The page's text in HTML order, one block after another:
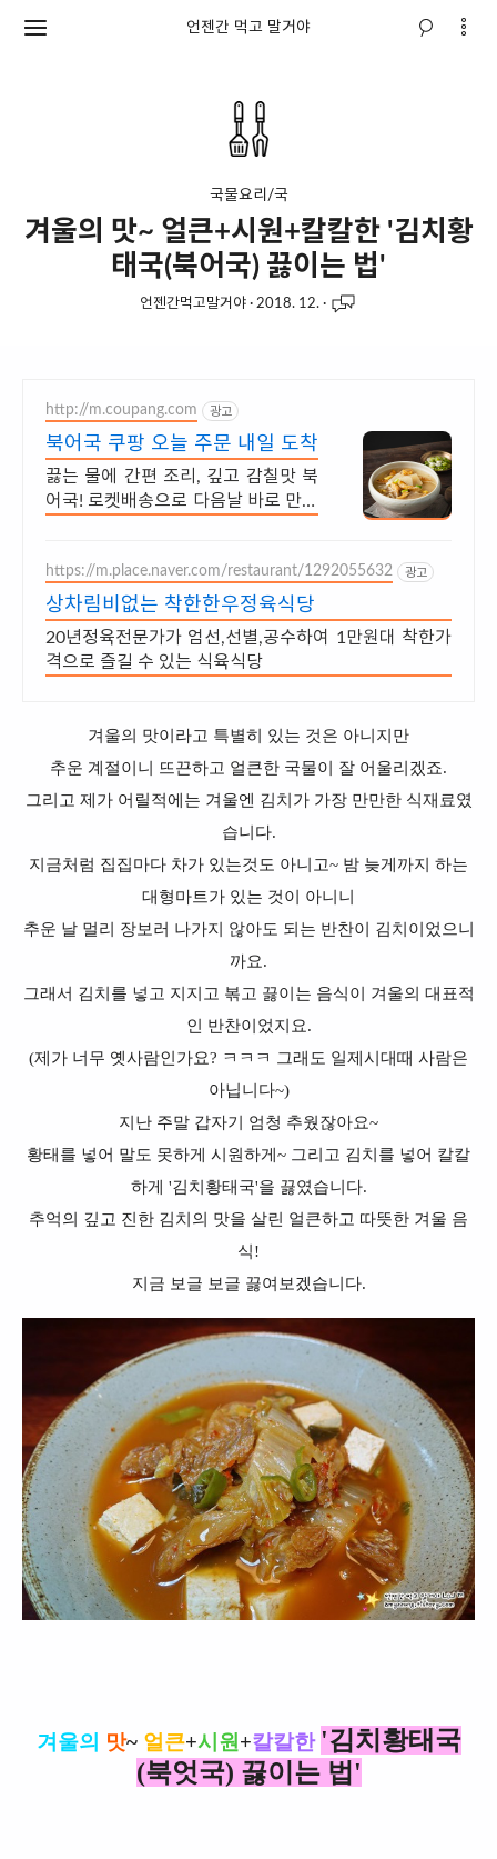
언젠간 먹고 말거야
국물요리/국
겨울의 맛~ 얼큰+시원+칼칼한 '김치황
태국(북어국) 끓이는 법'
언젠간먹고말거야 · 2018. 12. ·
http://m.coupang.com 광고
북어국 쿠팡 오늘 주문 내일 도착
끓는 물에 간편 조리, 깊고 감칠맛 북
어국! 로켓배송으로 다음날 바로 만나
끼.
https://m.place.naver.com/restaurant/1292055632 광고
상차림비없는 착한한우정육식당
20년정육전문가가 엄선,선별,공수하여 1만원대 착한가
격으로 즐길 수 있는 식육식당
겨울의 맛이라고 특별히 있는 것은 아니지만
추운 계절이니 뜨끈하고 얼큰한 국물이 잘 어울리겠죠.
그리고 제가 어릴적에는 겨울엔 김치가 가장 만만한 식재료였
습니다.
지금처럼 집집마다 차가 있는것도 아니고~ 밤 늦게까지 하는
대형마트가 있는 것이 아니니
추운 날 멀리 장보러 나가지 않아도 되는 반찬이 김치이었으니
까요.
그래서 김치를 넣고 지지고 볶고 끓이는 음식이 겨울의 대표적
인 반찬이었지요.
(제가 너무 옛사람인가요? ㅋㅋㅋ 그래도 일제시대때 사람은
아닙니다~)
지난 주말 갑자기 엄청 추웠잖아요~
황태를 넣어 말도 못하게 시원하게~ 그리고 김치를 넣어 칼칼
하게 '김치황태국'을 끓였습니다.
추억의 깊고 진한 김치의 맛을 살린 얼큰하고 따뜻한 겨울 음
식!
지금 보글 보글 끓여보겠습니다.
겨울의 맛~ 얼큰+시원 +칼칼한 '김치황태국
(북엇국) 끓이는 법'